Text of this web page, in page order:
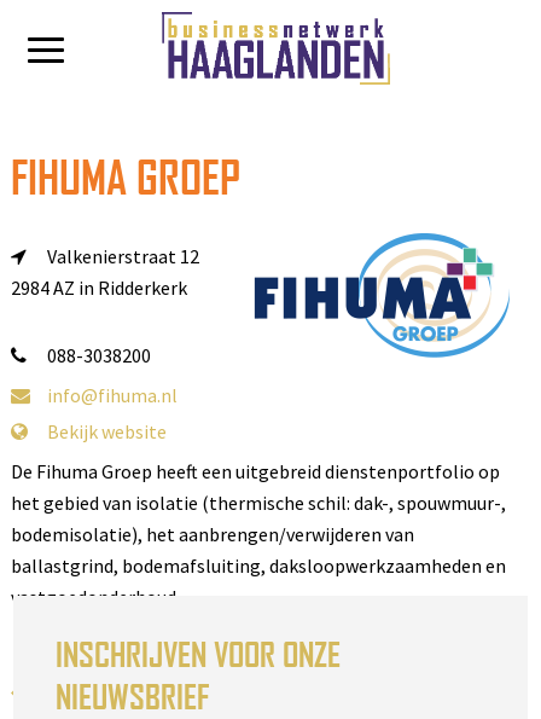
FIHUMA GROEP
Valkenierstraat 12
2984 AZ in Ridderkerk
088-3038200
info@fihuma.nl
Bekijk website
De Fihuma Groep heeft een uitgebreid dienstenportfolio op
het gebied van isolatie (thermische schil: dak-, spouwmuur-,
bodemisolatie), het aanbrengen/verwijderen van
ballastgrind, bodemafsluiting, daksloopwerkzaamheden en
vastgoedonderhoud.
Terug naar het overzicht
INSCHRIJVEN VOOR ONZE
NIEUWSBRIEF